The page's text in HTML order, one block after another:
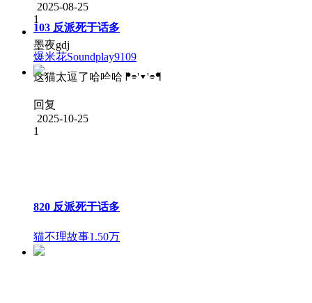
2025-08-25
1
103 反派死于话多
爆米花Soundplay9109
820 反派死于话多
猫不理故事1.50万